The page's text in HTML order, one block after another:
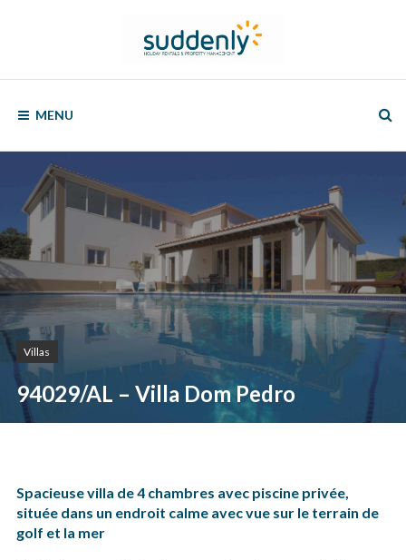
and
Management
MENU
Villas
94029/AL – Villa Dom Pedro
Spacieuse villa de 4 chambres avec piscine privée,
située dans un endroit calme avec vue sur le terrain de
golf et la mer